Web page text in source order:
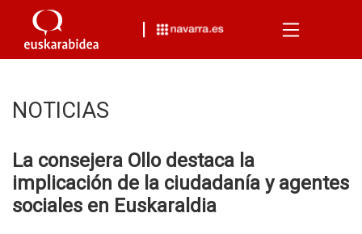
Menu
NOTICIAS
La consejera Ollo destaca la
implicación de la ciudadanía y agentes
sociales en Euskaraldia